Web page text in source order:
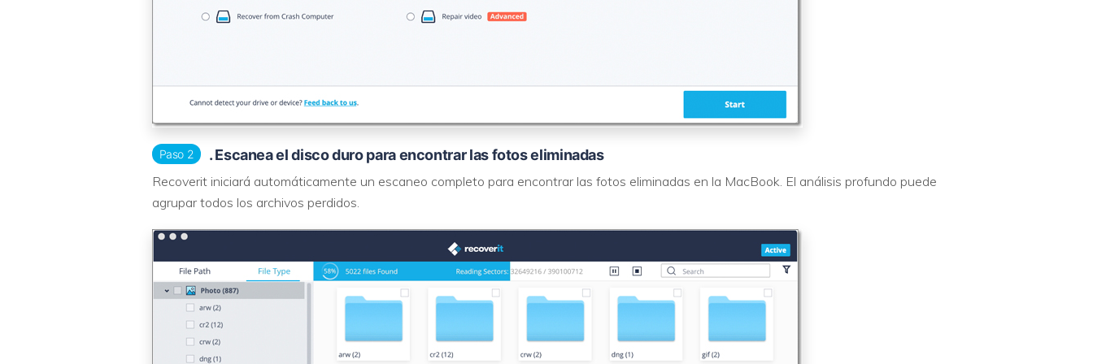
Paso 2 . Escanea el disco duro para encontrar las fotos eliminadas
Recoverit iniciará automáticamente un escaneo completo para encontrar las fotos eliminadas en la MacBook. El análisis profundo puede
agrupar todos los archivos perdidos.